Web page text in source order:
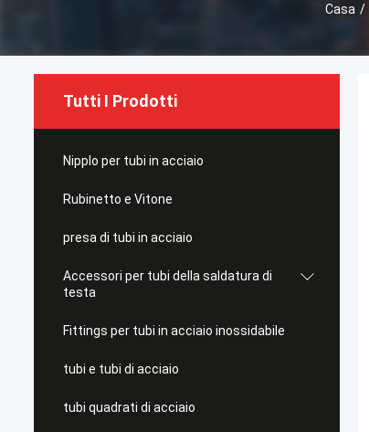
Casa /
Tutti I Prodotti
Nipplo per tubi in acciaio
Rubinetto e Vitone
presa di tubi in acciaio
Accessori per tubi della saldatura di
testa
Fittings per tubi in acciaio inossidabile
tubi e tubi di acciaio
tubi quadrati di acciaio